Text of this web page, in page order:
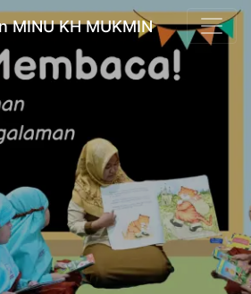
MINU KH MUKMIN